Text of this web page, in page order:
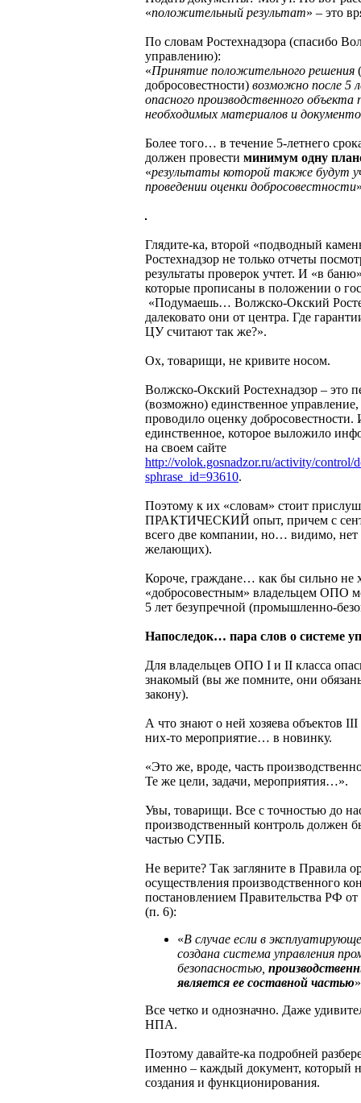
«положительный результат» – это
По словам Ростехнадзора (спасибо
управлению):
«Принятие положительного решения
добросовестности) возможно после 5
опасного производственного объекта
необходимых материалов и
Более того… в течение 5-летнего
должен провести минимум одну
«результаты которой также будут
проведении оценки добросовестности
Глядите-ка, второй «подводный
Ростехнадзор не только отчеты
результаты проверок учтет. И «в
которые прописаны в положении о
«Подумаешь… Волжско-Окский
далековато они от центра. Где
ЦУ считают так же?».
Ох, товарищи, не кривите носом.
Волжско-Окский Ростехнадзор – это
(возможно) единственное
проводило оценку добросовестности.
единственное, которое выложило
на своем сайте
http://volok.gosnadzor.ru/activity/control/
sphrase_id=93610.
Поэтому к их «словам» стоит
ПРАКТИЧЕСКИЙ опыт, причем с
всего две компании, но… видимо, нет
желающих).
Короче, граждане… как бы сильно не
«добросовестным» владельцем ОПО
5 лет безупречной (промышленно-
Напоследок… пара слов о системе
Для владельцев ОПО I и II класса
знакомый (вы же помните, они
закону).
А что знают о ней хозяева объектов
них-то мероприятие… в новинку.
«Это же, вроде, часть
Те же цели, задачи, мероприятия…».
Увы, товарищи. Все с точностью до
производственный контроль должен
частью СУПБ.
Не верите? Так загляните в Правила
осуществления производственного
постановлением Правительства РФ
(п. 6):
«В случае если в
создана система управления
безопасностью,
является ее составной частью
Все четко и однозначно. Даже
НПА.
Поэтому давайте-ка подробней
именно – каждый документ, который
создания и функционирования.